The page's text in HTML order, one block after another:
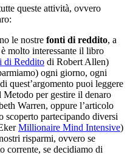
queste attività, ovvero
le nostre fonti di reddito, a
molto interessante il libro
di Reddito di Robert Allen)
ogni giorno, ogni
quest’argomento puoi leggere
Metodo per gestire il denaro
Warren, oppure l’articolo
scoperto partecipando diversi
Millionaire Mind Intensive)
risparmi, ovvero se
corrente, se decidiamo di